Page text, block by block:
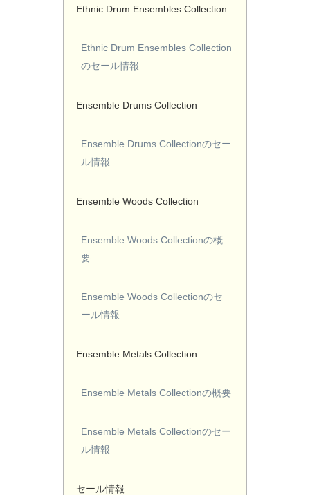
Ethnic Drum Ensembles Collection
Ethnic Drum Ensembles Collection
のセール情報
Ensemble Drums Collection
Ensemble Drums Collectionのセー
ル情報
Ensemble Woods Collection
Ensemble Woods Collectionの概
要
Ensemble Woods Collectionのセ
ール情報
Ensemble Metals Collection
Ensemble Metals Collectionの概要
Ensemble Metals Collectionのセー
ル情報
セール情報